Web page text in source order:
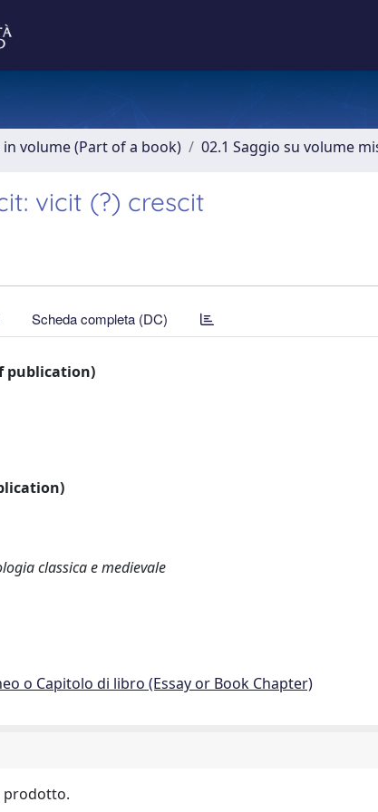
volume (Part of a book) 02.1 Saggio su volume
vicit (?) crescit
Scheda completa (DC)
publication)
classica e medievale
o Capitolo di libro (Essay or Book Chapter)
prodotto.